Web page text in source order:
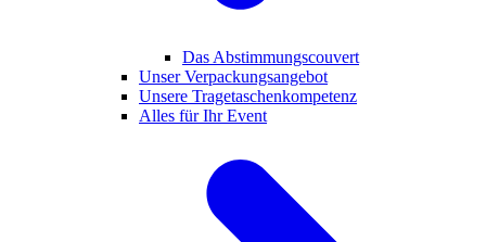
Das Abstimmungscouvert
Unser Verpackungsangebot
Unsere Tragetaschenkompetenz
Alles für Ihr Event